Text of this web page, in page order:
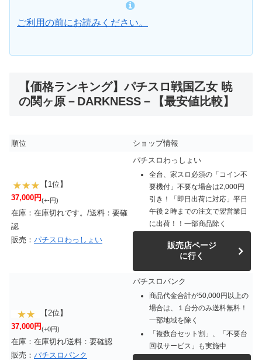
ご利用の前にお読みください。
【価格ランキング】パチスロ戦国乙女 暁
の関ヶ原－DARKNESS－【最安値比較】
順位 ショップ情報
【1位】
37,000円(+-円)
在庫：在庫切れです。/送料：要確
認
販売： パチスロわっしょい
パチスロわっしょい
全台、家スロ必須の「コイン不
要機付」不要な場合は2,000円
引き！「即日出荷に対応」平日
午後２時までの注文で翌営業日
に出荷！！一部商品除く
販売店ページ
に行く
【2位】
37,000円(+0円)
在庫：在庫切れ/送料：要確認
販売： パチスロバンク
パチスロバンク
商品代金合計が50,000円以上の
場合は、１台分のみ送料無料！
一部地域を除く
「複数台セット割」、「不要台
回収サービス」も実施中